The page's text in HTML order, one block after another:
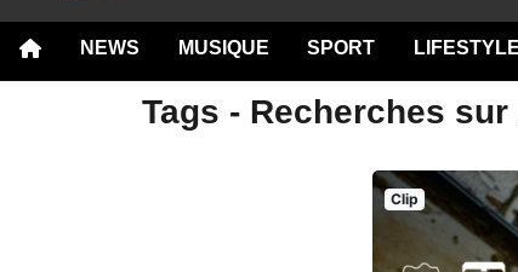
NEWS MUSIQUE SPORT LIFESTYLE
Tags - Recherches
Clip